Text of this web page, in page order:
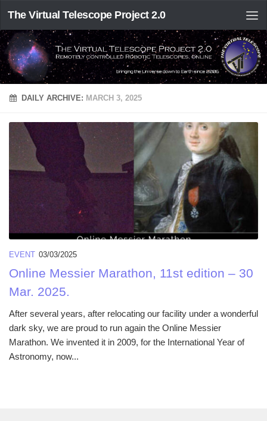
The Virtual Telescope Project 2.0
DAILY ARCHIVE: MARCH 3, 2025
EVENT 03/03/2025
Online Messier Marathon, 11st edition – 30
Mar. 2025.
After several years, after relocating our facility under a wonderful
dark sky, we are proud to run again the Online Messier
Marathon. We invented it in 2009, for the International Year of
Astronomy, now...